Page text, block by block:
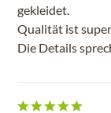
gekleidet.
Qualität ist
Die Details